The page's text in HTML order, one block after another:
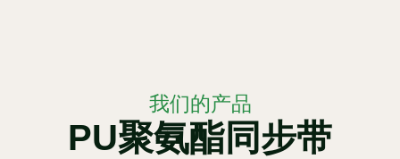
我们的产品
PU聚氨酯同步带